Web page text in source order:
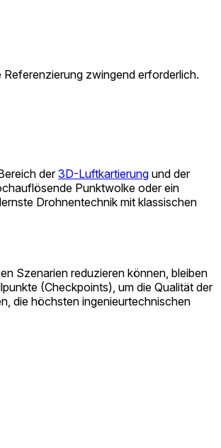
zwingend erforderlich.
der3D-Luftkartierung und der
Punktwolke oder ein
Drohnentechnik mit klassischen
Szenarien reduzieren können, bleiben
(Checkpoints), um die Qualität der
die höchsten ingenieurtechnischen